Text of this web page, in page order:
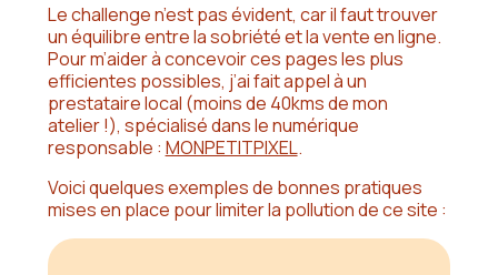
Le challenge n’est pas évident, car il faut trouver
un équilibre entre la sobriété et la vente en ligne.
Pour m’aider à concevoir ces pages les plus
efficientes possibles, j’ai fait appel à un
prestataire local (moins de 40kms de mon
atelier !), spécialisé dans le numérique
responsable : MONPETITPIXEL.
Voici quelques exemples de bonnes pratiques
mises en place pour limiter la pollution de ce site :